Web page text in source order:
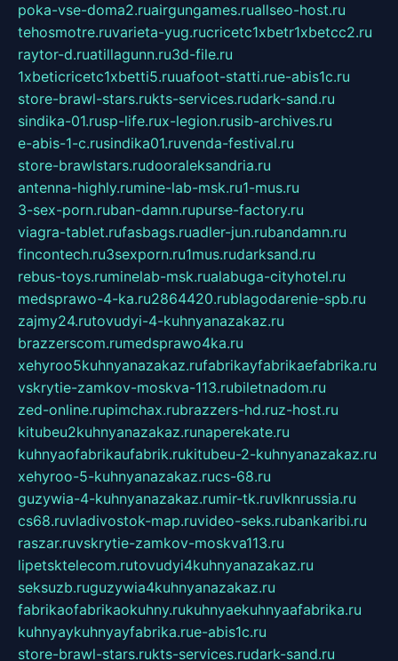
poka-vse-doma2.ruairgungames.ruallseo-host.ru
tehosmotre.ruvarieta-yug.rucricetc1xbetr1xbetcc2.ru
raytor-d.ruatillagunn.ru3d-file.ru
1xbeticricetc1xbetti5.ruuafoot-statti.rue-abis1c.ru
store-brawl-stars.rukts-services.rudark-sand.ru
sindika-01.rusp-life.rux-legion.rusib-archives.ru
e-abis-1-c.rusindika01.ruvenda-festival.ru
store-brawlstars.rudooraleksandria.ru
antenna-highly.rumine-lab-msk.ru1-mus.ru
3-sex-porn.ruban-damn.rupurse-factory.ru
viagra-tablet.rufasbags.ruadler-jun.rubandamn.ru
fincontech.ru3sexporn.ru1mus.rudarksand.ru
rebus-toys.ruminelab-msk.rualabuga-cityhotel.ru
medsprawo-4-ka.ru2864420.rublagodarenie-spb.ru
zajmy24.rutovudyi-4-kuhnyanazakaz.ru
brazzerscom.rumedsprawo4ka.ru
xehyroo5kuhnyanazakaz.rufabrikayfabrikaefabrika.ru
vskrytie-zamkov-moskva-113.rubiletnadom.ru
zed-online.rupimchax.rubrazzers-hd.ruz-host.ru
kitubeu2kuhnyanazakaz.runaperekate.ru
kuhnyaofabrikaufabrik.rukitubeu-2-kuhnyanazakaz.ru
xehyroo-5-kuhnyanazakaz.rucs-68.ru
guzywia-4-kuhnyanazakaz.rumir-tk.ruvlknrussia.ru
cs68.ruvladivostok-map.ruvideo-seks.rubankaribi.ru
raszar.ruvskrytie-zamkov-moskva113.ru
lipetsktelecom.rutovudyi4kuhnyanazakaz.ru
seksuzb.ruguzywia4kuhnyanazakaz.ru
fabrikaofabrikaokuhny.rukuhnyaekuhnyaafabrika.ru
kuhnyaykuhnyayfabrika.rue-abis1c.ru
store-brawl-stars.rukts-services.rudark-sand.ru